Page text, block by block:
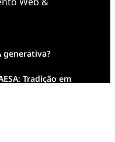
generativa?
Tradição em